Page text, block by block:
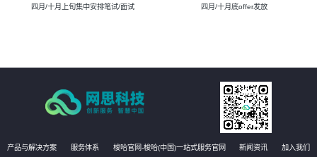
四月/十月上旬集中安排笔试/面试 四月/十月底offer发放
产品与解决方案 服务体系 梭哈官网-梭哈(中国)一站式服务官网 新闻资讯 加入我们